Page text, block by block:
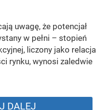
uwagę, że potencjał
w pełni – stopień
liczony jako relacja
rynku, wynosi zaledwie
DALEJ